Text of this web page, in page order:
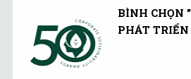
BÌNH CHỌN
PHÁT